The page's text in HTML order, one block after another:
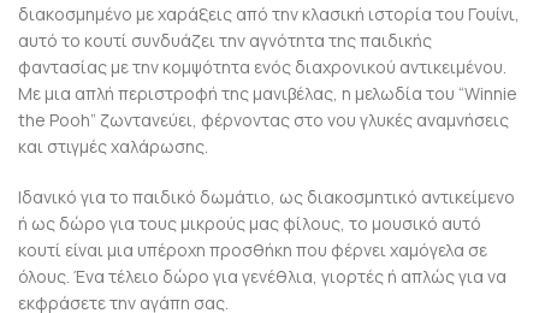
διακοσμημένο με χαράξεις από την κλασική ιστορία του Γουίνι,
αυτό το κουτί συνδυάζει την αγνότητα της παιδικής
φαντασίας με την κομψότητα ενός διαχρονικού αντικειμένου.
Με μια απλή περιστροφή της μανιβέλας, η μελωδία του “Winnie
the Pooh” ζωντανεύει, φέρνοντας στο νου γλυκές αναμνήσεις
και στιγμές χαλάρωσης.
Ιδανικό για το παιδικό δωμάτιο, ως διακοσμητικό αντικείμενο
ή ως δώρο για τους μικρούς μας φίλους, το μουσικό αυτό
κουτί είναι μια υπέροχη προσθήκη που φέρνει χαμόγελα σε
όλους. Ένα τέλειο δώρο για γενέθλια, γιορτές ή απλώς για να
εκφράσετε την αγάπη σας.